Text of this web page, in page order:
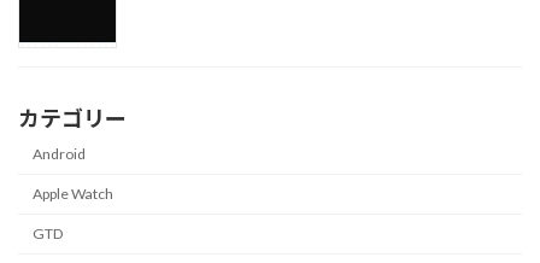
カテゴリー
Android
Apple Watch
GTD